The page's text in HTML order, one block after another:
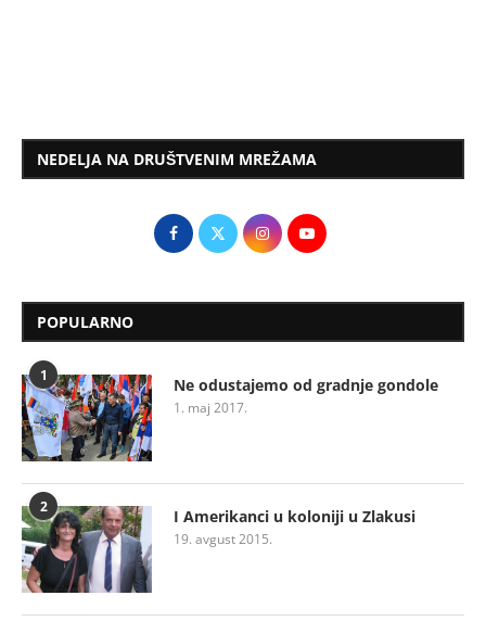
NEDELJA NA DRUŠTVENIM MREŽAMA
POPULARNO
1 Ne odustajemo od gradnje gondole
1. maj 2017.
2 I Amerikanci u koloniji u Zlakusi
19. avgust 2015.